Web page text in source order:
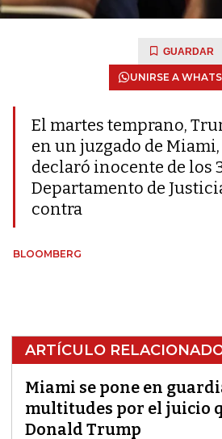
GUARDAR
UNIRSE A
El martes temprano,
en un juzgado de Miami,
declaró inocente de los
Departamento de
contra
BLOOMBERG
ARTÍCULO
Miami se pone en
multitudes por el juicio
Donald Trump